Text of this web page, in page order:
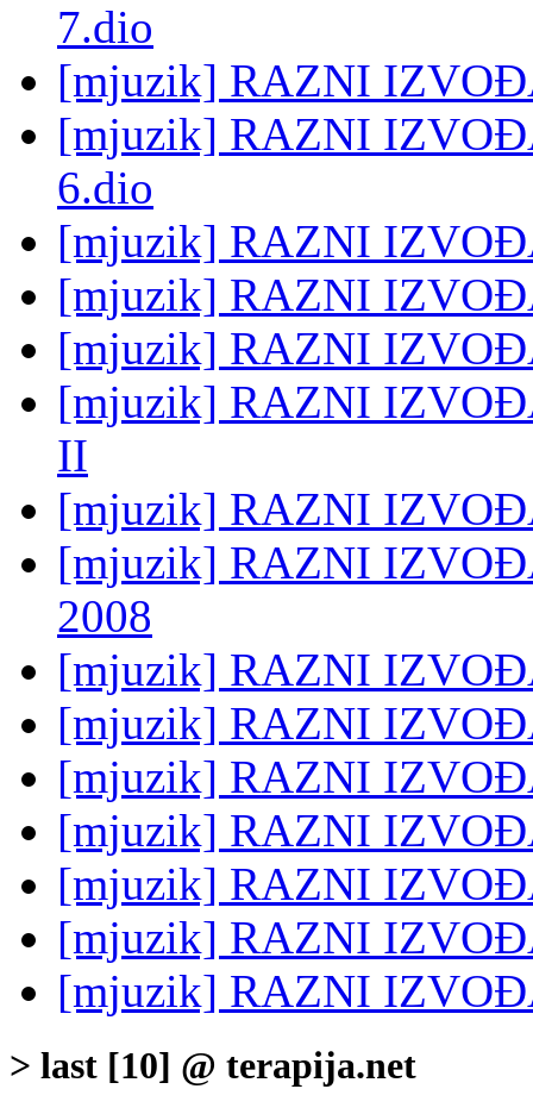
7.dio
[mjuzik] RAZNI
[mjuzik] RAZNI
6.dio
[mjuzik] RAZNI
[mjuzik] RAZNI
[mjuzik] RAZNI
[mjuzik] RAZNI
II
[mjuzik] RAZNI
[mjuzik] RAZNI
2008
[mjuzik] RAZNI
[mjuzik] RAZNI
[mjuzik] RAZNI
[mjuzik] RAZNI
[mjuzik] RAZNI
[mjuzik] RAZNI
[mjuzik] RAZNI
> last [10] @ terapija.net